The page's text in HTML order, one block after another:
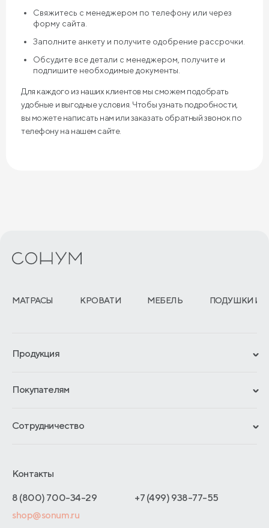
Свяжитесь с менеджером по телефону или через
форму сайта.
Заполните анкету и получите одобрение рассрочки.
Обсудите все детали с менеджером, получите и
подпишите необходимые документы.
Для каждого из наших клиентов мы сможем подобрать
удобные и выгодные условия. Чтобы узнать подробности,
вы можете написать нам или заказать обратный звонок по
телефону на нашем сайте.
МАТРАСЫ КРОВАТИ МЕБЕЛЬ ПОДУШКИ И
Продукция
Гарантии
Отзывы покупателей
Покупателям
Обмен и возврат
Как оформить заказ
Адреса магазинов
Договор-оферты
Сотрудничество
Отельерам
Оптовые продажи
Контакты
8 (800) 700-34-29
+7 (499) 938-77-55
shop@sonum.ru